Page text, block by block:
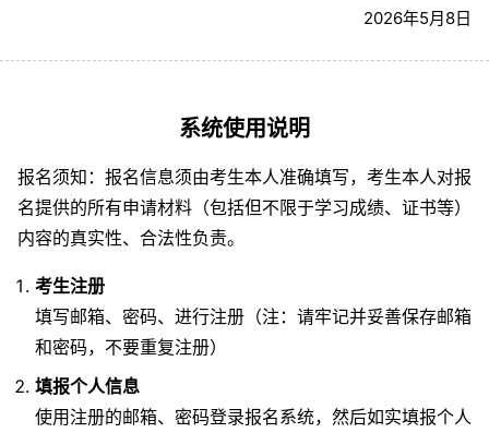
2026年5月8日
系统使用说明
报名须知：报名信息须由考生本人准确填写，考生本人对报
名提供的所有申请材料（包括但不限于学习成绩、证书等）
内容的真实性、合法性负责。
考生注册
填写邮箱、密码、进行注册（注：请牢记并妥善保存邮箱
和密码，不要重复注册）
填报个人信息
使用注册的邮箱、密码登录报名系统，然后如实填报个人